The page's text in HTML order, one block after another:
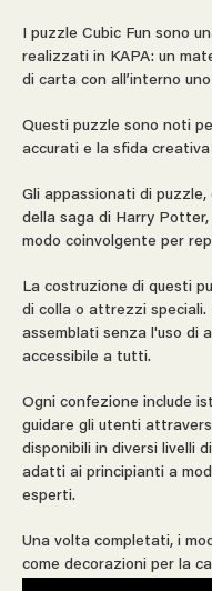
I puzzle Cubic Fun sono
realizzati in KAPA: un
di carta con all’interno
Questi puzzle sono noti
accurati e la sfida
Gli appassionati di
della saga di Harry
modo coinvolgente per
La costruzione di questi
di colla o attrezzi
assemblati senza l'uso di
accessibile a tutti.
Ogni confezione include
guidare gli utenti
disponibili in diversi livelli
adatti ai principianti a
esperti.
Una volta completati, i
come decorazioni per la